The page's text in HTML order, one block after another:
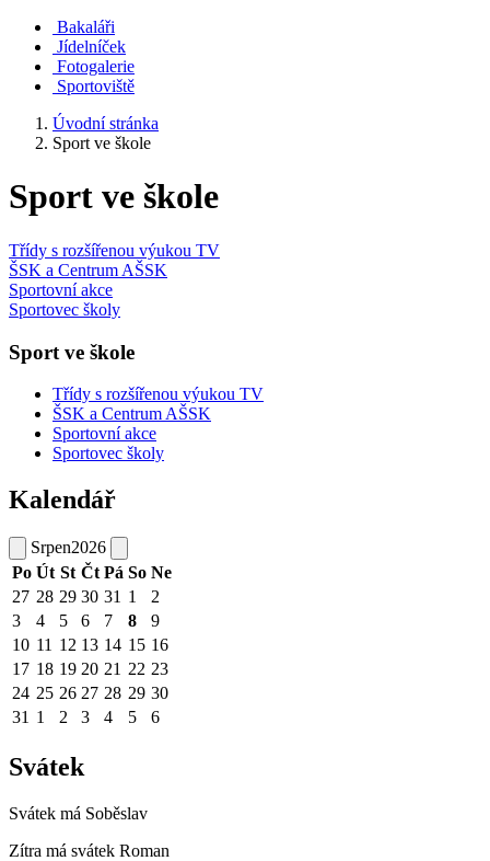
Bakaláři
Jídelníček
Fotogalerie
Sportoviště
Úvodní stránka
Sport ve škole
Sport ve škole
Třídy s rozšířenou výukou TV
ŠSK a Centrum AŠSK
Sportovní akce
Sportovec školy
Sport ve škole
Třídy s rozšířenou výukou TV
ŠSK a Centrum AŠSK
Sportovní akce
Sportovec školy
Kalendář
Srpen2026
Po Út St Čt Pá So Ne
27 28 29 30 31 1
2
3
4 5 6 7 8
9
10 11 12 13 14 15 16
17 18 19 20 21 22 23
24 25 26 27 28 29 30
31 1 2 3 4 5 6
Svátek
Svátek má Soběslav
Zítra má svátek Roman